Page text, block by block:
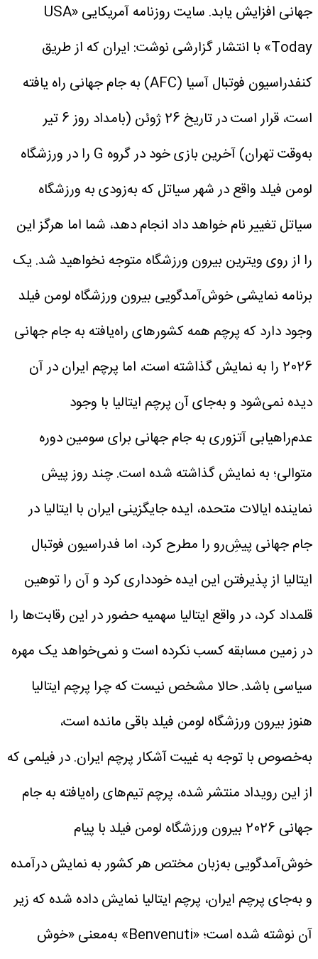
جهانی افزایش یابد.
سایت روزنامه آمریکایی «USA
Today» با انتشار گزارشی نوشت: ایران که از طریق
کنفدراسیون فوتبال آسیا (AFC) به جام جهانی راه یافته
است، قرار است در تاریخ 26 ژوئن (بامداد روز 6 تیر
به‌وقت تهران) آخرین بازی خود در گروه G را در ورزشگاه
لومن فیلد واقع در شهر سیاتل که به‌زودی به ورزشگاه
سیاتل تغییر نام خواهد داد انجام دهد، شما اما هرگز این
را از روی ویترین بیرون ورزشگاه متوجه نخواهید شد.یک
برنامه نمایشی خوش‌آمدگویی بیرون ورزشگاه لومن فیلد
وجود دارد که پرچم همه کشورهای راه‌یافته به جام جهانی
2026 را به نمایش گذاشته است، اما پرچم ایران در آن
دیده نمی‌شود و به‌جای آن پرچم ایتالیا با وجود
عدم‌راهیابی آتزوری به جام جهانی برای سومین دوره
متوالی؛ به نمایش گذاشته شده است.چند روز پیش
نماینده ایالات متحده، ایده جایگزینی ایران با ایتالیا در
جام جهانی پیش‌ِرو را مطرح کرد، اما فدراسیون فوتبال
ایتالیا از پذیرفتن این ایده خودداری کرد و آن را توهین
قلمداد کرد، در واقع ایتالیا سهمیه حضور در این رقابت‌ها را
در زمین مسابقه کسب نکرده است و نمی‌خواهد یک مهره
سیاسی باشد.حالا مشخص نیست که چرا پرچم ایتالیا
هنوز بیرون ورزشگاه لومن فیلد باقی مانده است،
به‌خصوص با توجه به غیبت آشکار پرچم ایران.در فیلمی که
از این رویداد منتشر شده، پرچم تیم‌های راه‌یافته به جام
جهانی 2026 بیرون ورزشگاه لومن فیلد با پیام
خوش‌آمدگویی به‌زبان مختص هر کشور به نمایش درآمده
و به‌جای پرچم ایران، پرچم ایتالیا نمایش داده شده که زیر
آن نوشته شده است؛ «Benvenuti» به‌معنی «خوش